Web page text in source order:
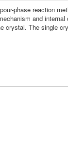
phase reaction
and
crystal. The single